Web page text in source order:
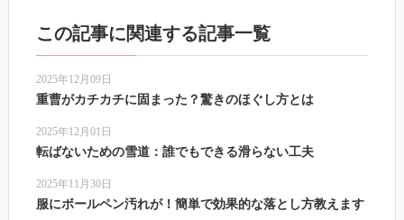
この記事に関連する記事一覧
2025年12月09日
重曹がカチカチに固まった？驚きのほぐし方とは
2025年12月01日
転ばないための雪道：誰でもできる滑らない工夫
2025年11月30日
服にボールペン汚れが！簡単で効果的な落とし方教えます